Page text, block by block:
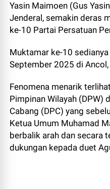
Yasin Maimoen (Gus
Jenderal, semakin deras
ke-10 Partai Persatuan
Muktamar ke-10
September 2025 di
Fenomena menarik
Pimpinan Wilayah (DPW)
Cabang (DPC) yang
Ketua Umum Muhamad
berbalik arah dan secara
dukungan kepada duet